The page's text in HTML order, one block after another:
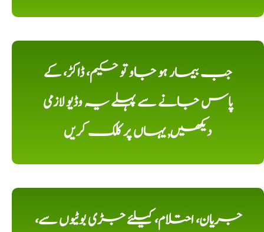
جب بیمار ہو جاو تو حکیم، ڈاکڑ، کے
پاس جانے سے پہلے یہ وڈیو لازمی
دیکھیں, یہاں پر کلک کریں
جریان، احتلام، کیلئے جڑی بوٹیوں سے،